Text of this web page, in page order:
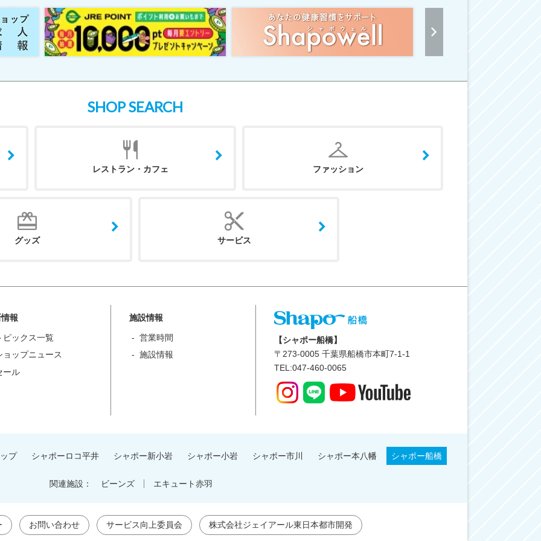
SHOP SEARCH
レストラン・カフェ ファッション
グッズ サービス
報
ピックス一覧
ョップニュース
ール
施設情報
営業時間
施設情報
【シャポー船橋】
〒 273-0005 千葉県船橋市本町7-1-1
TEL:047-460-0065
プ シャポーロコ平井 シャポー新小岩 シャポー小岩 シャポー市川 シャポー本八幡 シャポー船橋
関連施設： ビーンズ エキュート赤羽
お問い合わせ サービス向上委員会 株式会社ジェイアール東日本都市開発